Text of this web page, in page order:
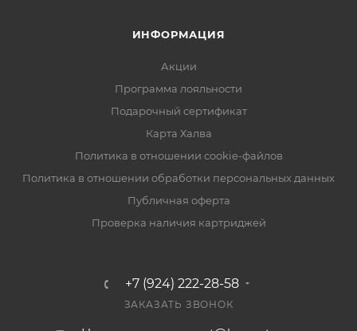
ИНФОРМАЦИЯ
Акции
Программа лояльности
Подарочный сертификат
Карта Халва
Политика в отношении cookie-файлов
Политика в отношении обработки персональных данных
Публичная оферта
Проверка наличия картриджей
+7 (924) 222-28-58
ЗАКАЗАТЬ ЗВОНОК